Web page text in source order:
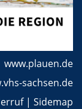
www.plauen.de
sachsen.de
| Sidemap